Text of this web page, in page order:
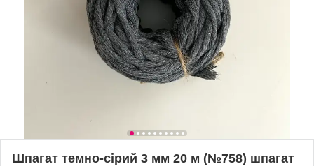
Шпагат темно-сірий 3 мм 20 м (№758) шпагат